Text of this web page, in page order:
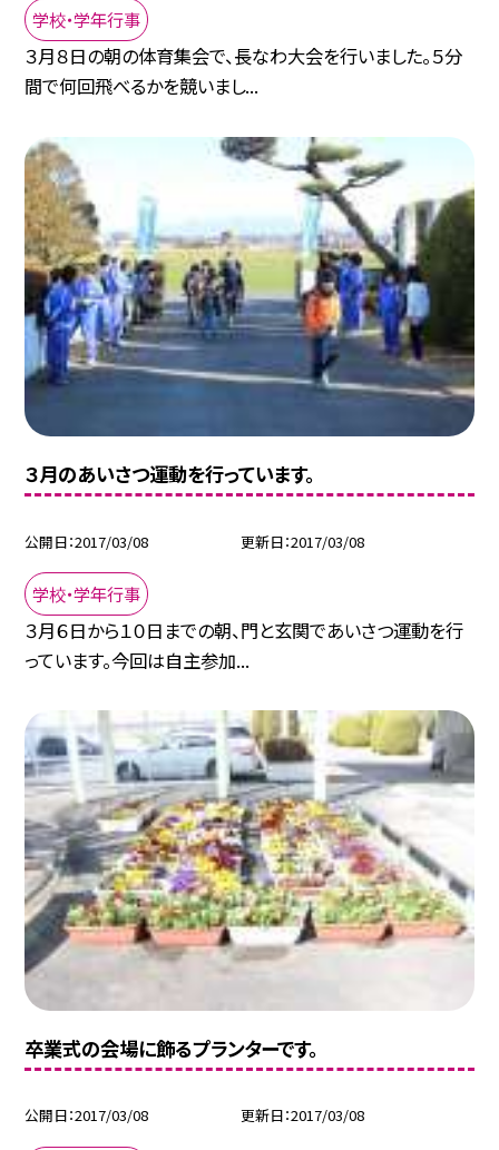
学校・学年行事
３月８日の朝の体育集会で、長なわ大会を行いました。５分
間で何回飛べるかを競いまし...
３月のあいさつ運動を行っています。
公開日 2017/03/08 更新日 2017/03/08
学校・学年行事
３月６日から１０日までの朝、門と玄関であいさつ運動を行
っています。今回は自主参加...
卒業式の会場に飾るプランターです。
公開日 2017/03/08 更新日 2017/03/08